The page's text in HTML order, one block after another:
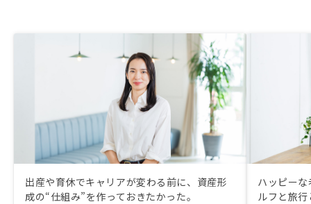
出産や育休でキャリアが変わる前に、資産形
成の“仕組み”を作っておきたかった。
ハッピー
ルフと旅